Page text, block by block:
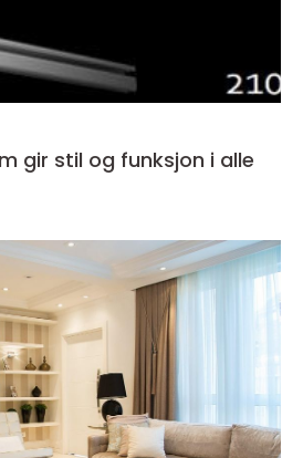
gir stil og funksjon i alle